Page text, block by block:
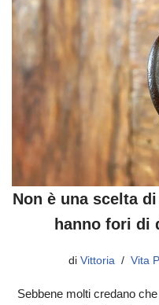
Non è una scelta
hanno fori di
di Vittoria Vita
Sebbene molti credano